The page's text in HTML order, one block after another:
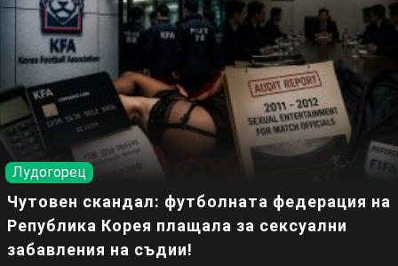
Лудогорец
Чутовен скандал: футболната федерация на
Република Корея плащала за сексуални
забавления на съдии!